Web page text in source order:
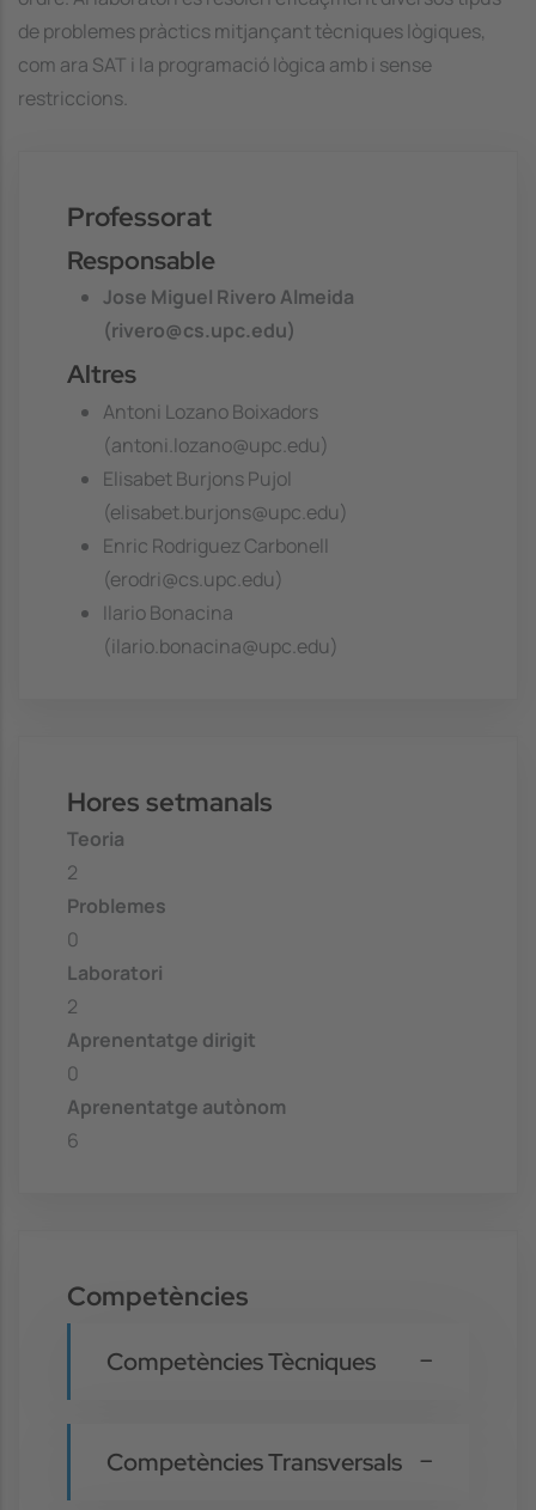
de problemes pràctics mitjançant tècniques lògiques,
com ara SAT i la programació lògica amb i sense
restriccions.
Professorat
Responsable
Jose Miguel Rivero Almeida
(rivero@cs.upc.edu)
Altres
Antoni Lozano Boixadors
(antoni.lozano@upc.edu)
Elisabet Burjons Pujol
(elisabet.burjons@upc.edu)
Enric Rodriguez Carbonell
(erodri@cs.upc.edu)
Ilario Bonacina
(ilario.bonacina@upc.edu)
Hores setmanals
Teoria
2
Problemes
0
Laboratori
2
Aprenentatge dirigit
0
Aprenentatge autònom
6
Competències
Competències Tècniques
Competències Transversals